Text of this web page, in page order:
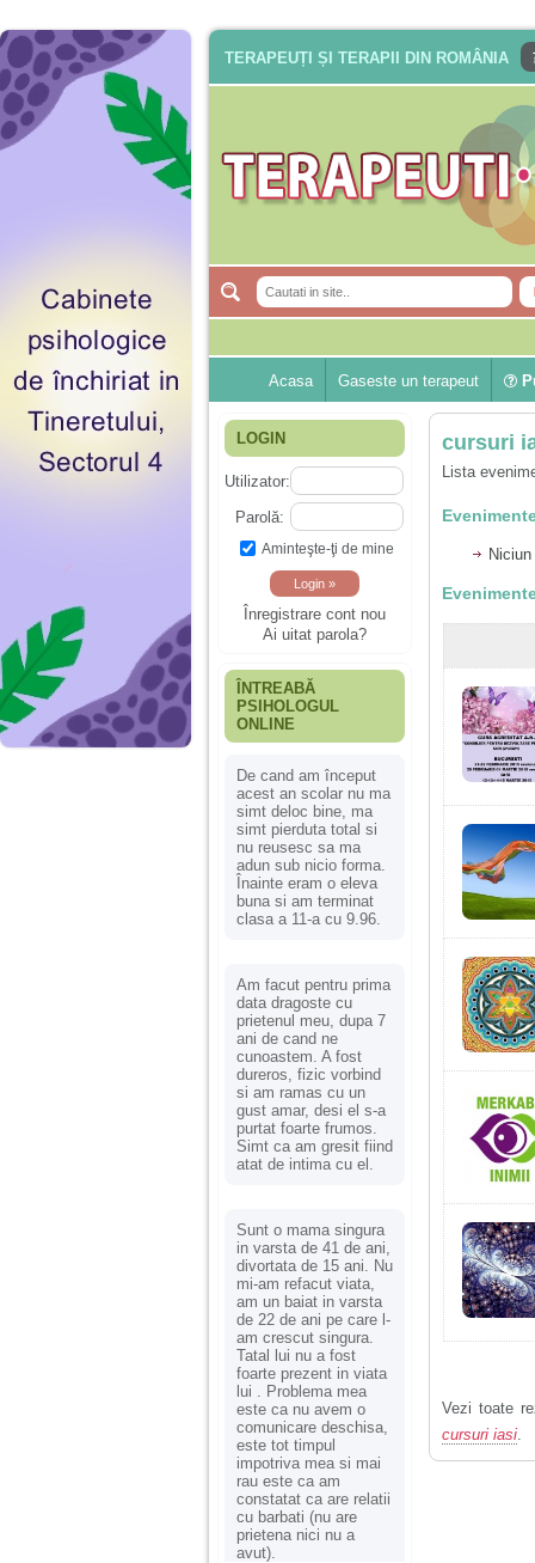
TERAPEUȚI ȘI TERAPII DIN ROMÂNIA
Acasa Gaseste un terapeut
LOGIN
Utilizator:
Parolă:
Aminteşte-ţi de mine
Înregistrare cont nou
Ai uitat parola?
ÎNTREABĂ
PSIHOLOGUL
ONLINE
De cand am început
acest an scolar nu ma
simt deloc bine, ma
simt pierduta total si
nu reusesc sa ma
adun sub nicio forma.
Înainte eram o eleva
buna si am terminat
clasa a 11-a cu 9.96.
Am facut pentru prima
data dragoste cu
prietenul meu, dupa 7
ani de cand ne
cunoastem. A fost
dureros, fizic vorbind
si am ramas cu un
gust amar, desi el s-a
purtat foarte frumos.
Simt ca am gresit fiind
atat de intima cu el.
Sunt o mama singura
in varsta de 41 de ani,
divortata de 15 ani. Nu
mi-am refacut viata,
am un baiat in varsta
de 22 de ani pe care l-
am crescut singura.
Tatal lui nu a fost
foarte prezent in viata
lui . Problema mea
este ca nu avem o
comunicare deschisa,
este tot timpul
impotriva mea si mai
rau este ca am
constatat ca are relatii
cu barbati (nu are
prietena nici nu a
avut).
cursuri
Lista
Vezi toate
cursuri iasi.